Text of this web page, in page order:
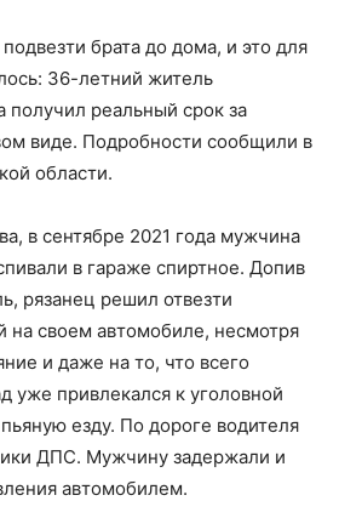
брата до дома, и это для
36-летний житель
получил реальный срок за
виде. Подробности сообщили в
области.
в сентябре 2021 года мужчина
в гараже спиртное. Допив
рязанец решил отвезти
на своем автомобиле, несмотря
и даже на то, что всего
уже привлекался к уголовной
езду. По дороге водителя
ДПС. Мужчину задержали и
автомобилем.